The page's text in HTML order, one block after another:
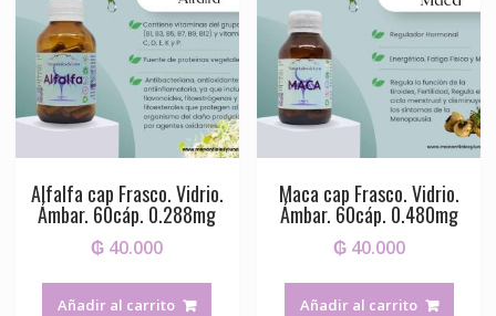
Alfalfa cap Frasco. Vidrio.
Ámbar. 60cáp. 0.288mg
₲ 40.000
Añadir al carrito
Maca cap Frasco. Vidrio.
Ámbar. 60cáp. 0.480mg
₲40.000
Añadir al carrito